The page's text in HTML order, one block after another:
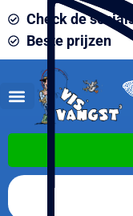
Check de socials
Beste prijzen